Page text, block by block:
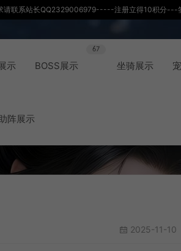
联系站长QQ2329006979-----注册立得10积分---
示 BOSS展示
67
坐骑展示
阵展示
2025-11-10